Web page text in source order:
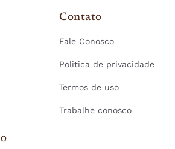
Contato
Fale Conosco
Politica de privacidade
Termos de uso
Trabalhe conosco